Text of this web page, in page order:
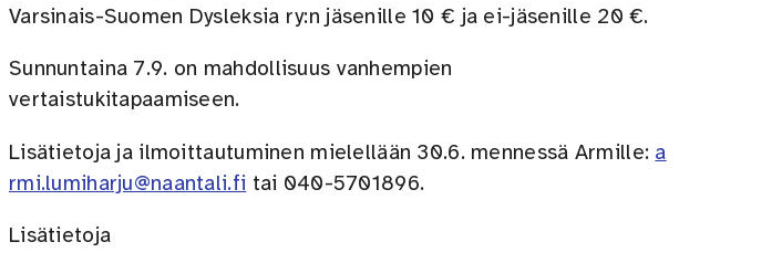
Varsinais-Suomen Dysleksia ry:n jäsenille 10 € ja ei-jäsenille 20 €.
Sunnuntaina 7.9. on mahdollisuus vanhempien
vertaistukitapaamiseen.
Lisätietoja ja ilmoittautuminen mielellään 30.6. mennessä Armille: a
rmi.lumiharju@naantali.fi tai 040-5701896.
Lisätietoja